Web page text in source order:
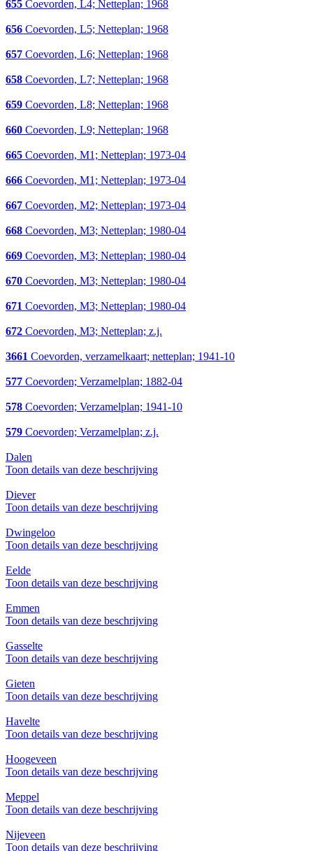
655 Coevorden, L4; Netteplan; 1968
656 Coevorden, L5; Netteplan; 1968
657 Coevorden, L6; Netteplan; 1968
658 Coevorden, L7; Netteplan; 1968
659 Coevorden, L8; Netteplan; 1968
660 Coevorden, L9; Netteplan; 1968
665 Coevorden, M1; Netteplan; 1973-04
666 Coevorden, M1; Netteplan; 1973-04
667 Coevorden, M2; Netteplan; 1973-04
668 Coevorden, M3; Netteplan; 1980-04
669 Coevorden, M3; Netteplan; 1980-04
670 Coevorden, M3; Netteplan; 1980-04
671 Coevorden, M3; Netteplan; 1980-04
672 Coevorden, M3; Netteplan; z.j.
3661 Coevorden, verzamelkaart; netteplan; 1941-10
577 Coevorden; Verzamelplan; 1882-04
578 Coevorden; Verzamelplan; 1941-10
579 Coevorden; Verzamelplan; z.j.
Dalen
Toon details van deze beschrijving
Diever
Toon details van deze beschrijving
Dwingeloo
Toon details van deze beschrijving
Eelde
Toon details van deze beschrijving
Emmen
Toon details van deze beschrijving
Gasselte
Toon details van deze beschrijving
Gieten
Toon details van deze beschrijving
Havelte
Toon details van deze beschrijving
Hoogeveen
Toon details van deze beschrijving
Meppel
Toon details van deze beschrijving
Nijeveen
Toon details van deze beschrijving